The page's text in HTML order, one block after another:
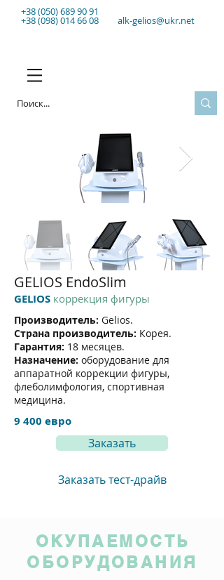
+38 (050) 689 90 91
+38 (098) 014 66 08 alk-gelios@ukr.net
GELIOS EndoSlim
GELIOS коррекция фигуры
Производитель: Gelios.
Страна производитель: Корея.
Гарантия: 18 месяцев.
Назначение: оборудование для
аппаратной коррекции фигуры,
флеболимфология, спортивная
медицина.
9 400 евро
Заказать
Заказать тест-драйв
ОКУПАЕМОСТЬ
ОБОРУДОВАНИЯ